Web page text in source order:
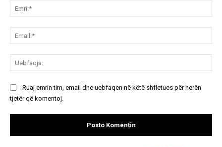
Ruaj emrin tim, email dhe uebfaqen në këtë shfletues për herën
tjetër që komentoj.